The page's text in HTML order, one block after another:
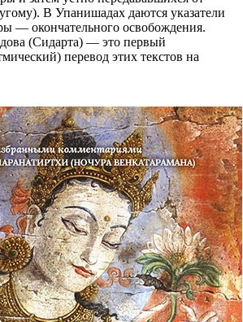
В Упанишадах даются указатели
— окончательного освобождения.
(Сидарта) — это первый
перевод этих текстов на